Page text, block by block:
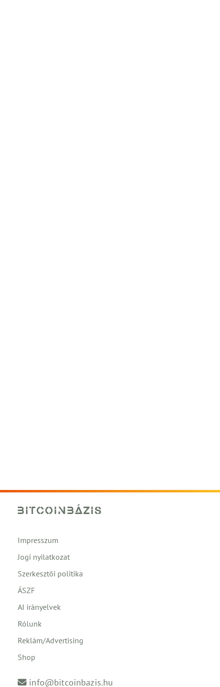
Impresszum
Jogi nyilatkozat
Szerkesztői politika
ÁSZF
AI irányelvek
Rólunk
Reklám/Advertising
Shop
info@bitcoinbazis.hu